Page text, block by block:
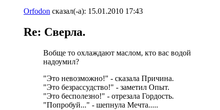
Orfodon сказал(-а): 15.01.2010 17:43
Re: Сверла.
Вобще то охлаждают маслом, кто вас водой
надоумил?
"Это невозможно!" - сказала Причина.
"Это безрассудство!" - заметил Опыт.
"Это бесполезно!" - отрезала Гордость.
"Попробуй..." - шепнула Мечта.....